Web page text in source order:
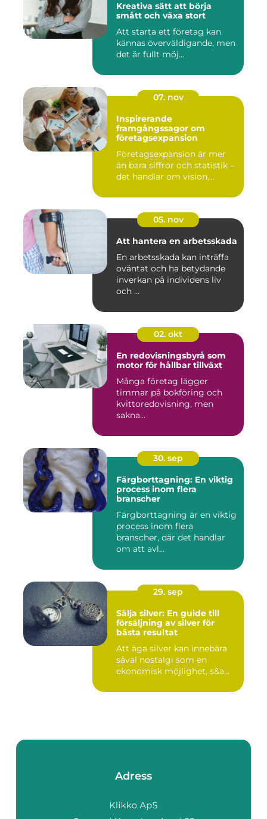
Kreativa sätt att börja
smått och växa stort
Att starta ett företag kan
kännas överväldigande, men
det är fullt möj...
07. nov
Inspirerande
framgångssagor om
företagsexpansion
Företagsexpansion är mer
än bara siffror och statistik –
det handlar om vision,...
05. nov
Att hantera en arbetsskada
En arbetsskada kan inträffa
oväntat och ha betydande
inverkan på individens liv
och ...
02. okt
En redovisningsbyrå som
motor för hållbar tillväxt
Många företag lägger
timmar på bokföring och
kvittoredovisning, men
sakna...
30. sep
Färgborttagning: En viktig
process inom flera
branscher
Färgborttagning är en viktig
process inom flera
branscher, där det handlar
om att avl...
29. sep
Sälja silver: En guide till
försäljning av silver för
bästa resultat
Att äga silver kan innebära
såväl nostalgi som en
ekonomisk möjlighet, s&a...
Adress